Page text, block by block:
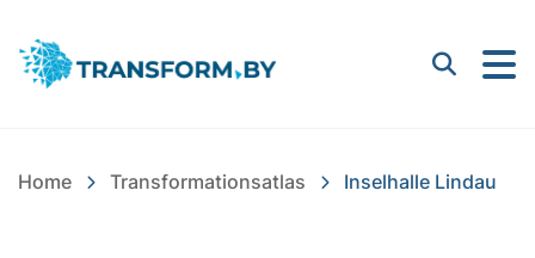
Bayern Innovativ GmbH
Suchen
Home Transformationsatlas Inselhalle Lindau